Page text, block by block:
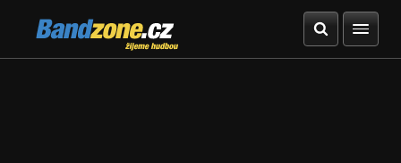
Bandzone.cz
žijeme hudbou